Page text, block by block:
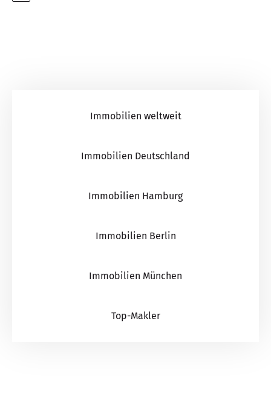
Immobilien weltweit
Immobilien Deutschland
Immobilien Hamburg
Immobilien Berlin
Immobilien München
Top-Makler